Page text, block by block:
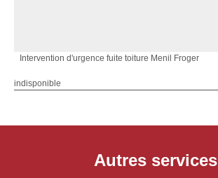
Intervention d'urgence fuite toiture Menil Froger
indisponible
Autres services